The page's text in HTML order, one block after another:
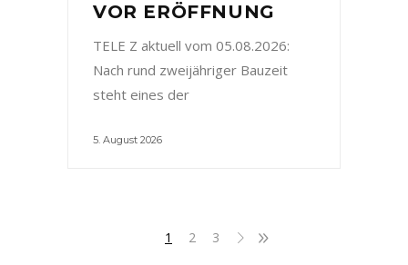
VOR ERÖFFNUNG
TELE Z aktuell vom 05.08.2026:
Nach rund zweijähriger Bauzeit
steht eines der
5. August 2026
1 2 3